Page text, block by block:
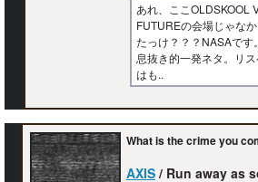
あれ、ここOLDSKOOL
FUTUREの会場じゃな
たっけ？？？NASAです
息抜き的一発ネタ。リ
はも..
What is the crime you
AXIS / Run away as